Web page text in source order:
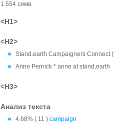
1 554 симв.
<H1>
<H2>
Stand.earth Campaigners Connect
Anne Pernick * anne at stand.earth
<H3>
Анализ текста
4.68% ( 11 ) campaign